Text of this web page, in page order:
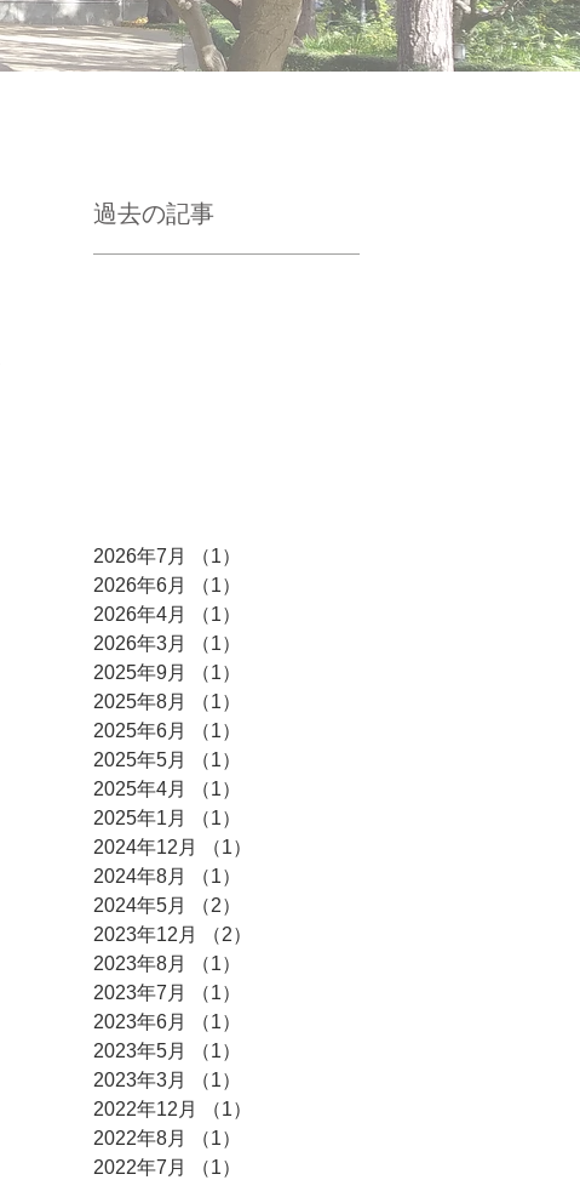
過去の記事
2026年7月 （1）
2026年6月
（1）
2026年4月
（1）
2026年3月
（1）
2025年9月
（1）
2025年8月
（1）
2025年6月
（1）
2025年5月
（1）
2025年4月
（1）
2025年1月
（1）
2024年12月
（1）
2024年8月
（1）
2024年5月
（2）
2023年12月
（2）
2023年8月
（1）
2023年7月
（1）
2023年6月
（1）
2023年5月
（1）
2023年3月
（1）
2022年12月
（1）
2022年8月
（1）
2022年7月
（1）